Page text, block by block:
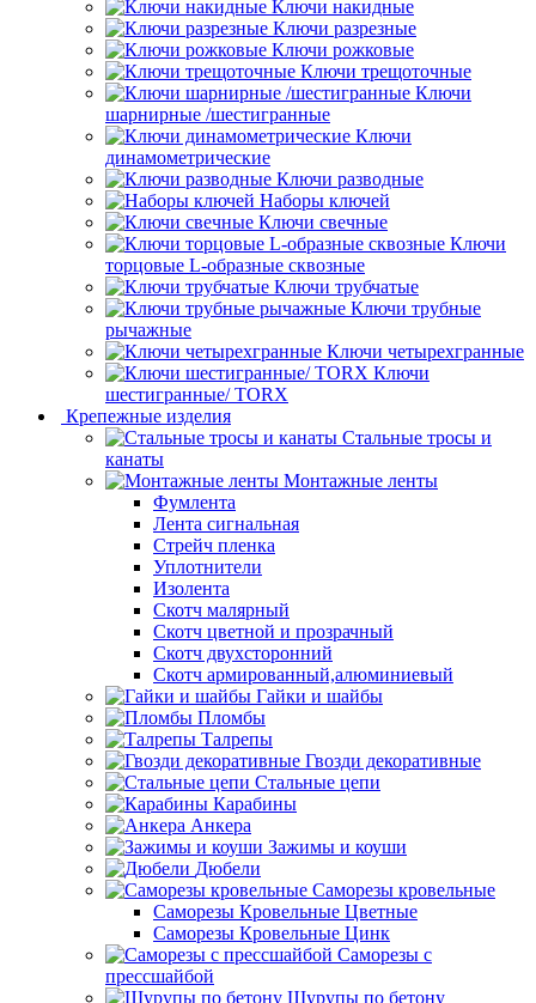
Ключи накидные
Ключи разрезные
Ключи рожковые
Ключи трещоточные
Ключи
шарнирные /шестигранные
Ключи
динамометрические
Ключи разводные
Наборы ключей
Ключи свечные
Ключи
торцовые L-образные сквозные
Ключи трубчатые
Ключи трубные
рычажные
Ключи четырехгранные
Ключи
шестигранные/ TORX
Крепежные изделия
Стальные тросы и
канаты
Монтажные ленты
Фумлента
Лента сигнальная
Стрейч пленка
Уплотнители
Изолента
Скотч малярный
Скотч цветной и прозрачный
Скотч двухсторонний
Скотч армированный,алюминиевый
Гайки и шайбы
Пломбы
Талрепы
Гвозди декоративные
Стальные цепи
Карабины
Анкера
Зажимы и коуши
Дюбели
Саморезы кровельные
Саморезы Кровельные Цветные
Саморезы Кровельные Цинк
Саморезы с
прессшайбой
Шурупы по бетону